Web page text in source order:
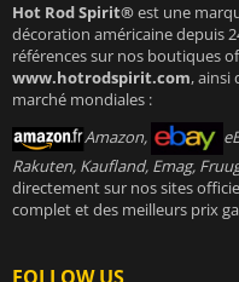
Hot Rod Spirit®est une
décoration américaine depuis
références sur nos boutiques
www.hotrodspirit.com, ainsi
marché mondiales :
Amazon,
Rakuten, Kaufland, Emag,
directement sur nos sites
complet et des meilleurs prix